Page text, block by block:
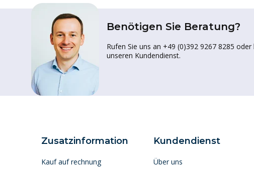
Benötigen Sie Beratung?
Rufen Sie uns an +49 (0)392 9267 8285
unseren Kundendienst.
Zusatzinformation
Kauf auf rechnung
Kundendienst
Über uns